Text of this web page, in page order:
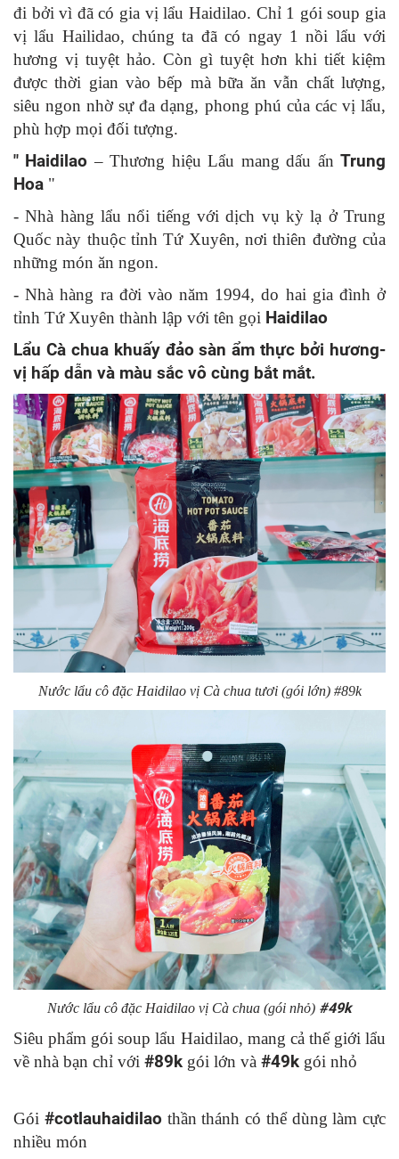
đi bởi vì đã có gia vị lẩu Haidilao. Chỉ 1 gói soup gia
vị lẩu Hailidao, chúng ta đã có ngay 1 nồi lẩu với
hương vị tuyệt hảo. Còn gì tuyệt hơn khi tiết kiệm
được thời gian vào bếp mà bữa ăn vẫn chất lượng,
siêu ngon nhờ sự đa dạng, phong phú của các vị lẩu,
phù hợp mọi đối tượng.
" Haidilao – Thương hiệu Lẩu mang dấu ấnTrung
Hoa "
- Nhà hàng lẩu nổi tiếng với dịch vụ kỳ lạ ở Trung
Quốc này thuộc tỉnh Tứ Xuyên, nơi thiên đường của
những món ăn ngon.
- Nhà hàng ra đời vào năm 1994, do hai gia đình ở
tỉnh Tứ Xuyên thành lập với tên gọi Haidilao
Lẩu Cà chua khuấy đảo sàn ẩm thực bởi hương-
vị hấp dẫn và màu sắc vô cùng bắt mắt.
Nước lẩu cô đặc Haidilao vị Cà chua tươi (gói lớn) #89k
Nước lẩu cô đặc Haidilao vị Cà chua (gói nhỏ) #49k
Siêu phẩm gói soup lẩu Haidilao, mang cả thế giới lẩu
về nhà bạn chỉ với #89k gói lớn và #49k gói nhỏ
Gói #cotlauhaidilao thần thánh có thể dùng làm cực
nhiều món